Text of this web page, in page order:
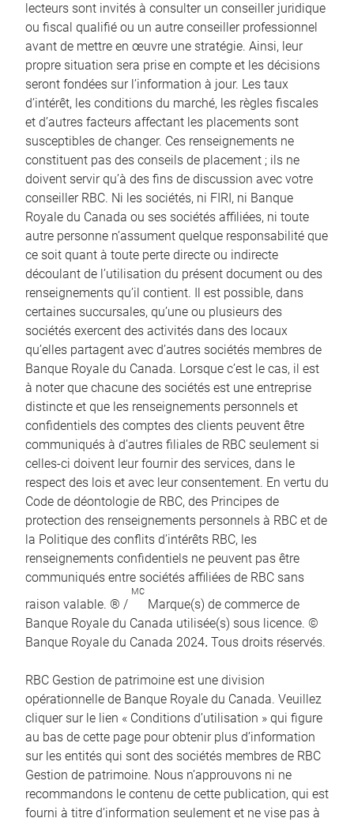
lecteurs sont invités à consulter un conseiller juridique
ou fiscal qualifié ou un autre conseiller professionnel
avant de mettre en œuvre une stratégie. Ainsi, leur
propre situation sera prise en compte et les décisions
seront fondées sur l’information à jour. Les taux
d’intérêt, les conditions du marché, les règles fiscales
et d’autres facteurs affectant les placements sont
susceptibles de changer. Ces renseignements ne
constituent pas des conseils de placement ; ils ne
doivent servir qu’à des fins de discussion avec votre
conseiller RBC. Ni les sociétés, ni FIRI, ni Banque
Royale du Canada ou ses sociétés affiliées, ni toute
autre personne n’assument quelque responsabilité que
ce soit quant à toute perte directe ou indirecte
découlant de l’utilisation du présent document ou des
renseignements qu’il contient. Il est possible, dans
certaines succursales, qu’une ou plusieurs des
sociétés exercent des activités dans des locaux
qu’elles partagent avec d’autres sociétés membres de
Banque Royale du Canada. Lorsque c’est le cas, il est
à noter que chacune des sociétés est une entreprise
distincte et que les renseignements personnels et
confidentiels des comptes des clients peuvent être
communiqués à d’autres filiales de RBC seulement si
celles-ci doivent leur fournir des services, dans le
respect des lois et avec leur consentement. En vertu du
Code de déontologie de RBC, des Principes de
protection des renseignements personnels à RBC et de
la Politique des conflits d’intérêts RBC, les
renseignements confidentiels ne peuvent pas être
communiqués entre sociétés affiliées de RBC sans
raison valable. ® /
MC
Marque(s) de commerce de
Banque Royale du Canada utilisée(s) sous licence. ©
Banque Royale du Canada 2024. Tous droits réservés.
RBC Gestion de patrimoine est une division
opérationnelle de Banque Royale du Canada. Veuillez
cliquer sur le lien « Conditions d’utilisation » qui figure
au bas de cette page pour obtenir plus d’information
sur les entités qui sont des sociétés membres de RBC
Gestion de patrimoine. Nous n’approuvons ni ne
recommandons le contenu de cette publication, qui est
fourni à titre d’information seulement et ne vise pas à